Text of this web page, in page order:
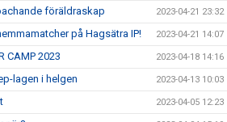
föräldraskap 2023-04-21 23:32
på Hagsätra IP! 2023-04-21 14:07
CAMP 2023 2023-04-18 14:16
lagen i helgen 2023-04-13 10:03
2023-04-05 12:23